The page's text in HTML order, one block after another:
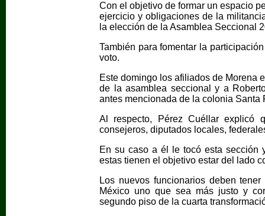
Con el objetivo de formar un espacio
ejercicio y obligaciones de la
la elección de la Asamblea Seccional
También para fomentar la
voto.
Este domingo los afiliados de Morena
de la asamblea seccional y a
antes mencionada de la colonia Santa
Al respecto, Pérez Cuéllar explicó
consejeros, diputados locales,
En su caso a él le tocó esta sección
estas tienen el objetivo estar del lado
Los nuevos funcionarios deben
México uno que sea más justo y
segundo piso de la cuarta